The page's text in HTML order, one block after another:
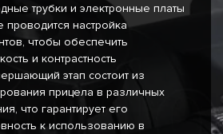
трубки и электронные платы
проводится настройка
чтобы обеспечить
и контрастность
этап состоит из
прицела в различных
что гарантирует его
к использованию в